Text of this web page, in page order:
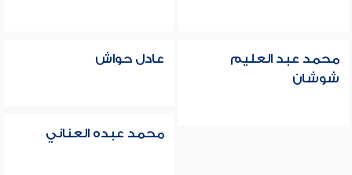
محمد عبد العليم
شوشان
عادل حواش
محمد عبده العناني